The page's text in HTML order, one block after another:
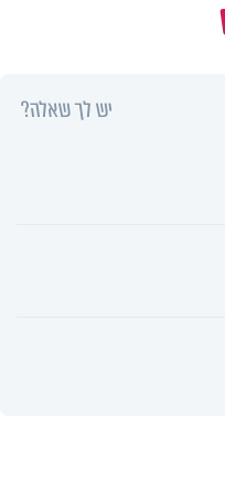
יש לך שאלה?